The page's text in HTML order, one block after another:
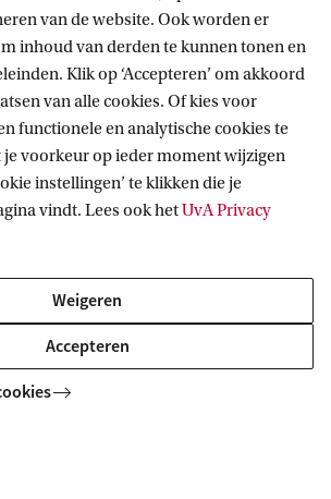
voor rolstoelgebruikers
van BG 1 en BG 2 bevinden
voor mindervaliden.
Amsterdam geldt dat je de
voor
kunt aanvragen als je in
Daarmee kun je gratis
parkeerplaatsen waar betaald
van de website. Ook worden er
inhoud van derden te kunnen tonen en
Klik op ‘Accepteren’ om akkoord
van alle cookies. Of kies voor
functionele en analytische cookies te
je voorkeur op ieder moment wijzigen
instellingen’ te klikken die je
vindt. Lees ook hetUvA Privacy
Weigeren
Accepteren